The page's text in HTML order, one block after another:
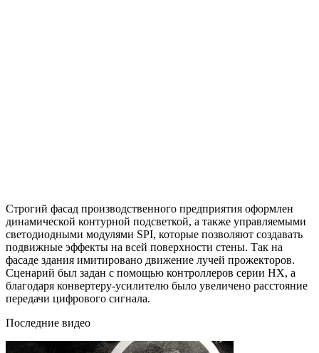
Строгий фасад производственного предприятия оформлен
динамической контурной подсветкой, а также управляемыми
светодиодными модулями SPI, которые позволяют создавать
подвижные эффекты на всей поверхности стены. Так на
фасаде здания имитировано движение лучей прожекторов.
Сценарий был задан с помощью контроллеров серии HX, а
благодаря конвертеру-усилителю было увеличено расстояние
передачи цифрового сигнала.
Последние видео